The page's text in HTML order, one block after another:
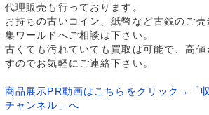
代理販売も行っております。
お持ちの古いコイン、紙幣など古銭のご
集ワールドへご相談は下さい。
古くても汚れていても買取は可能で、高値
すのでお気軽にご連絡下さい。
商品展示PR動画はこちらをクリック→「
チャンネル」へ